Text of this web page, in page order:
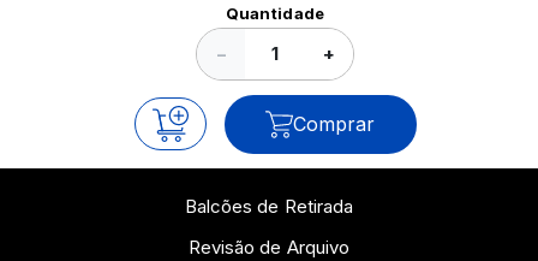
Quantidade
− +
Comprar
Balcões de Retirada
Revisão de Arquivo